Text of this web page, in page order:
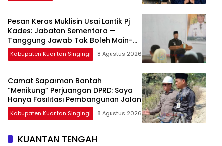
Pesan Keras Muklisin Usai Lantik Pj
Kades: Jabatan Sementara —
Tanggung Jawab Tak Boleh Main-
Main!
Kabupaten Kuantan Singingi 8 Agustus 2026
Camat Saparman Bantah
“Menikung” Perjuangan DPRD: Saya
Hanya Fasilitasi Pembangunan Jalan
Kabupaten Kuantan Singingi 8 Agustus 2026
KUANTAN TENGAH